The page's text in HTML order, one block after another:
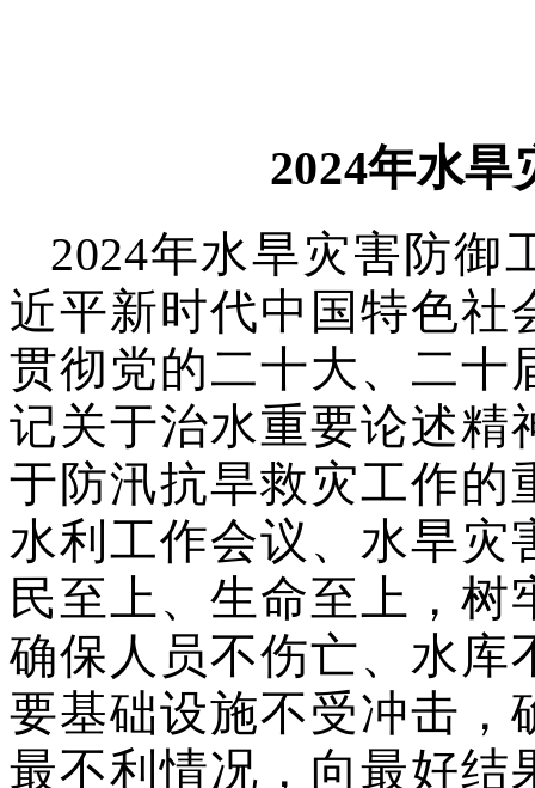
2024年水
2024年水旱灾害防御
近平新时代中国特色社
贯彻党的二十大、二十
记关于治水重要论述精
于防汛抗旱救灾工作的
水利工作会议、水旱灾
民至上、生命至上，树
确保人员不伤亡、水库
要基础设施不受冲击，
最不利情况，向最好结